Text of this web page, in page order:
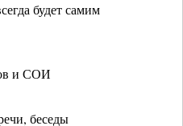
будет самим
и СОИ
беседы